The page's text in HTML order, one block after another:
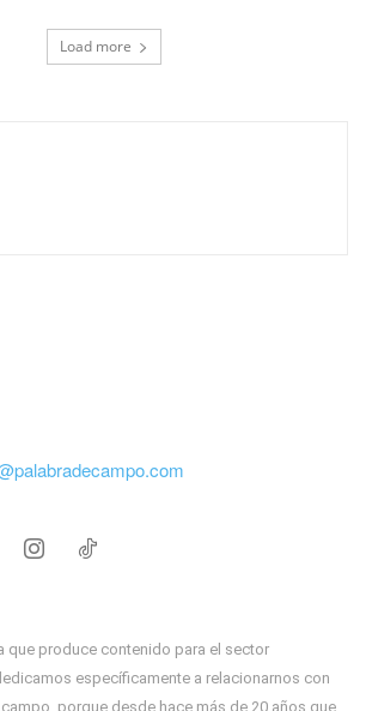
Load more
que produce contenido para el sector
específicamente a relacionarnos con
porque desde hace más de 20 años que